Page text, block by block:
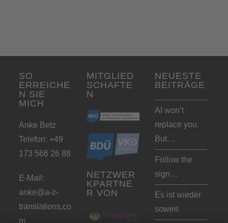
SO
ERREICHE
N SIE
MICH
Anke Betz
Telefon: +49
173 566 26 88
E-Mail:
anke@a-z-
translations.co
m
MITGLIED
SCHAFTE
N
NETZWER
KPARTNE
R VON
NEUESTE
BEITRÄGE
AI won’t
replace you.
But…
Follow the
sign…
Es ist wieder
soweit